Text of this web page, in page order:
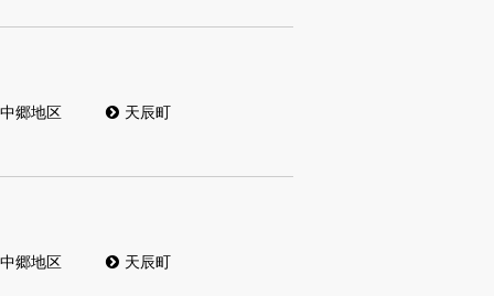
中郷地区 天辰町
中郷地区 天辰町